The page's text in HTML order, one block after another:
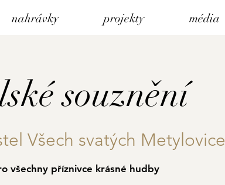
nahrávky projekty média
souznění
Všech svatých Metylovice
všechny příznivce krásné hudby